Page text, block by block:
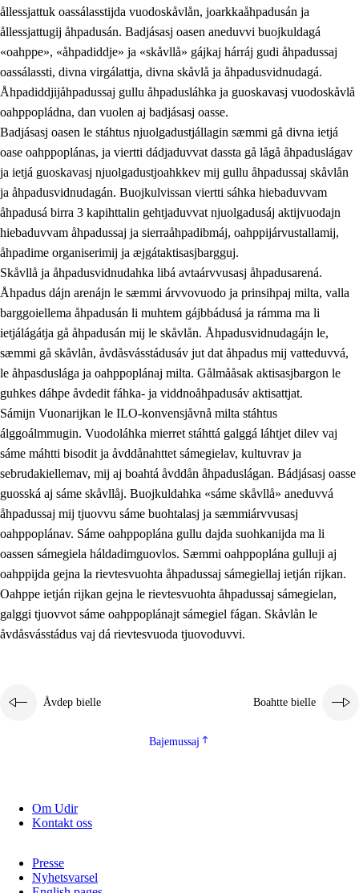
ållessjattuk oassálasstijda vuodoskåvlån, joarkkaåhpadusán ja
ållessjattugij åhpadusán. Badjásasj oasen aneduvvi buojkuldagá
«oahppe», «åhpadiddje» ja «skåvllå» gájkaj hárráj gudi åhpadussaj
oassálassti, divna virgálattja, divna skåvlå ja åhpadusvidnudagá.
Åhpadiddjijåhpadussaj gullu åhpadusláhka ja guoskavasj vuodoskåvlå
oahppopládna, dan vuolen aj badjásasj oasse.
Badjásasj oasen le stáhtus njuolgadustjállagin sæmmi gå divna ietjá
oase oahppoplánas, ja viertti dádjaduvvat dassta gå lågå åhpaduslágav
ja ietjá guoskavasj njuolgadustjoahkkev mij gullu åhpadussaj skåvlån
ja åhpadusvidnudagán. Buojkulvissan viertti sáhka hiebaduvvam
åhpadusá birra 3 kapihttalin gehtjaduvvat njuolgadusáj aktijvuodajn
hiebaduvvam åhpadussaj ja sierraåhpadibmáj, oahppijárvustallamij,
åhpadime organiserimij ja æjgátaktisasjbargguj.
Skåvllå ja åhpadusvidnudahka libá avtaárvvusasj åhpadusarená.
Åhpadus dájn arenájn le sæmmi árvvovuodo ja prinsihpaj milta, valla
barggoiellema åhpadusán li muhtem gájbbádusá ja rámma ma li
ietjálágátja gå åhpadusán mij le skåvlån. Åhpadusvidnudagájn le,
sæmmi gå skåvlån, åvdåsvásstádusáv jut dat åhpadus mij vatteduvvá,
le åhpasduslága ja oahppoplánaj milta. Gålmååsak aktisasjbargon le
guhkes dáhpe åvdedit fáhka- ja viddnoåhpadusáv aktisattjat.
Sámijn Vuonarijkan le ILO-konvensjåvnå milta stáhtus
álggoálmmugin. Vuodoláhka mierret stáhttá galggá láhtjet dilev vaj
sáme máhtti bisodit ja åvddånahttet sámegielav, kultuvrav ja
sebrudakiellemav, mij aj boahtá åvddån åhpaduslágan. Bádjásasj oasse
guosská aj sáme skåvllåj. Buojkuldahka «sáme skåvllå» aneduvvá
åhpadussaj mij tjuovvu sáme buohtalasj ja sæmmiárvvusasj
oahppoplánav. Sáme oahppoplána gullu dajda suohkanijda ma li
oassen sámegiela háldadimguovlos. Sæmmi oahppoplána gulluji aj
oahppijda gejna la rievtesvuohta åhpadussaj sámegiellaj ietján rijkan.
Oahppe ietján rijkan gejna le rievtesvuohta åhpadussaj sámegielan,
galggi tjuovvot sáme oahppoplánajt sámegiel fágan. Skåvlån le
åvdåsvásstádus vaj dá rievtesvuoda tjuovoduvvi.
Åvdep bielle Boahtte bielle
Bajemussaj
Om Udir
Kontakt oss
Presse
Nyhetsvarsel